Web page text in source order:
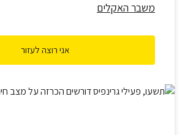
משבר האקלים
אני רוצה לעזור